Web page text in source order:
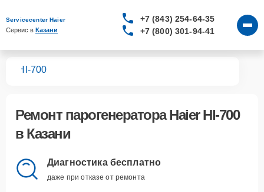
Servicecenter Haier
Сервис в Казани
+7 (843) 254-64-35
+7 (800) 301-94-41
HI-700
Ремонт парогенератора Haier HI-700
в Казани
Диагностика бесплатно
даже при отказе от ремонта